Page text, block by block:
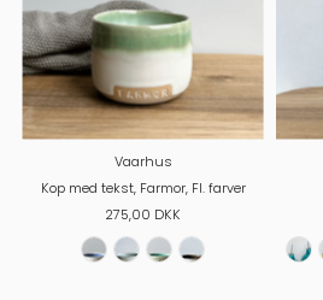
Vaarhus
Kop med tekst, Farmor, Fl. farver
275,00 DKK